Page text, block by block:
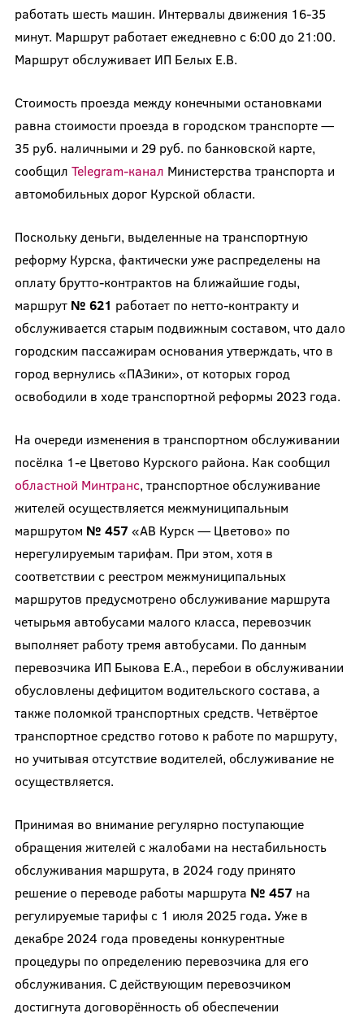
работать шесть машин. Интервалы движения 16-35
минут. Маршрут работает ежедневно с 6:00 до 21:00.
Маршрут обслуживает ИП Белых Е.В.
Стоимость проезда между конечными остановками
равна стоимости проезда в городском транспорте —
35 руб. наличными и 29 руб. по банковской карте,
сообщил Telegram-канал Министерства транспорта и
автомобильных дорог Курской области.
Поскольку деньги, выделенные на транспортную
реформу Курска, фактически уже распределены на
оплату брутто-контрактов на ближайшие годы,
маршрут № 621 работает по нетто-контракту и
обслуживается старым подвижным составом, что дало
городским пассажирам основания утверждать, что в
город вернулись «ПАЗики», от которых город
освободили в ходе транспортной реформы 2023 года.
На очереди изменения в транспортном обслуживании
посёлка 1-е Цветово Курского района. Как сообщил
областной Минтранс, транспортное обслуживание
жителей осуществляется межмуниципальным
маршрутом № 457 «АВ Курск — Цветово» по
нерегулируемым тарифам. При этом, хотя в
соответствии с реестром межмуниципальных
маршрутов предусмотрено обслуживание маршрута
четырьмя автобусами малого класса, перевозчик
выполняет работу тремя автобусами. По данным
перевозчика ИП Быкова Е.А., перебои в обслуживании
обусловлены дефицитом водительского состава, а
также поломкой транспортных средств. Четвёртое
транспортное средство готово к работе по маршруту,
но учитывая отсутствие водителей, обслуживание не
осуществляется.
Принимая во внимание регулярно поступающие
обращения жителей с жалобами на нестабильность
обслуживания маршрута, в 2024 году принято
решение о переводе работы маршрута № 457 на
регулируемые тарифы с 1 июля 2025 года. Уже в
декабре 2024 года проведены конкурентные
процедуры по определению перевозчика для его
обслуживания. С действующим перевозчиком
достигнута договорённость об обеспечении